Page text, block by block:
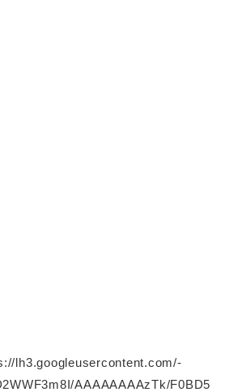
lh3.googleusercontent.com/-
AAAAAAAAzTk/F0BD5